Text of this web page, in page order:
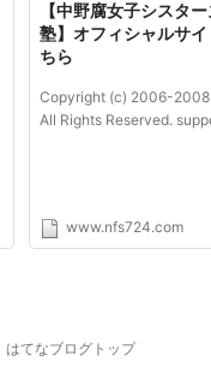
【中野腐女子シスタ
塾】オフィシャルサ
ちら
Copyright (c) 2006-2008
All Rights Reserved.
www.nfs724.com
はてなブログトップ